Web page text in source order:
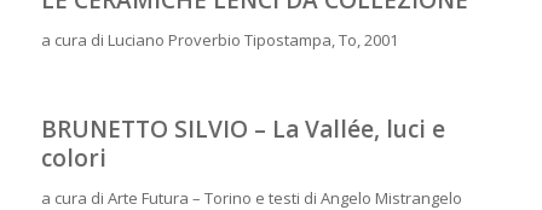
a cura di Luciano Proverbio Tipostampa, To, 2001
BRUNETTO SILVIO – La Vallée, luci e
colori
a cura di Arte Futura – Torino e testi di Angelo Mistrangelo